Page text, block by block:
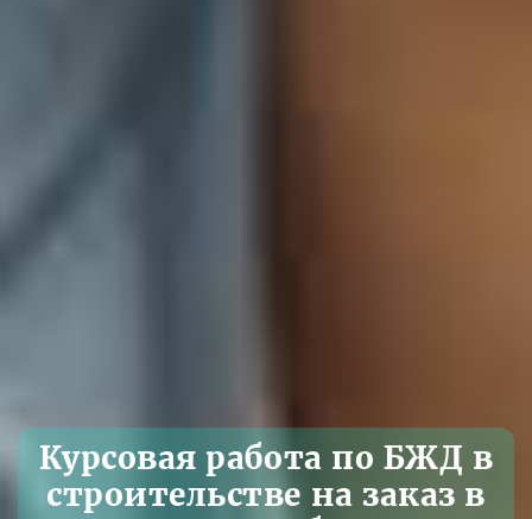
Курсовая работа по БЖД в
строительстве на заказ в